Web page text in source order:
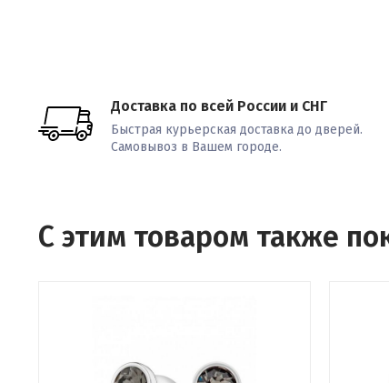
Доставка по всей России и СНГ
Быстрая курьерская доставка до дверей.
Самовывоз в Вашем городе.
С этим товаром также